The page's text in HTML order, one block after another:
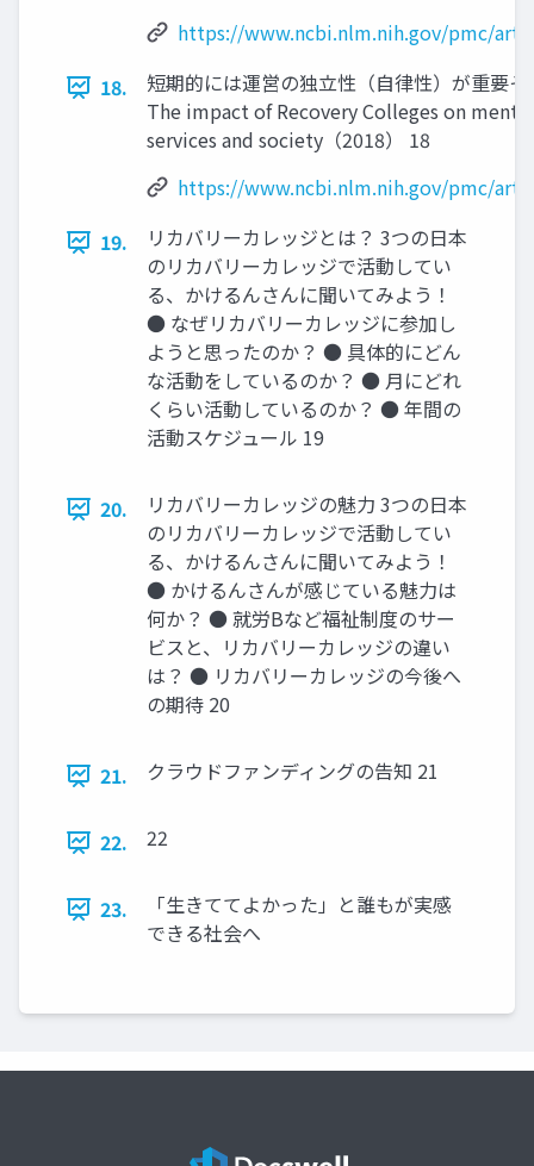
https://www.ncbi.nlm.nih.gov/pmc/
18.
短期的には運営の独立性（自律性）が重要
The impact of Recovery Colleges on
services and society（2018） 18
https://www.ncbi.nlm.nih.gov/pmc/
19.
リカバリーカレッジとは？ 3つの日本
のリカバリーカレッジで活動してい
る、かけるんさんに聞いてみよう！
● なぜリカバリーカレッジに参加し
ようと思ったのか？ ● 具体的にどん
な活動をしているのか？ ● 月にどれ
くらい活動しているのか？ ● 年間の
活動スケジュール 19
20.
リカバリーカレッジの魅力 3つの日本
のリカバリーカレッジで活動してい
る、かけるんさんに聞いてみよう！
● かけるんさんが感じている魅力は
何か？ ● 就労Bなど福祉制度のサー
ビスと、リカバリーカレッジの違い
は？ ● リカバリーカレッジの今後へ
の期待 20
21. クラウドファンディングの告知 21
22. 22
23.
「生きててよかった」と誰もが実感
できる社会へ